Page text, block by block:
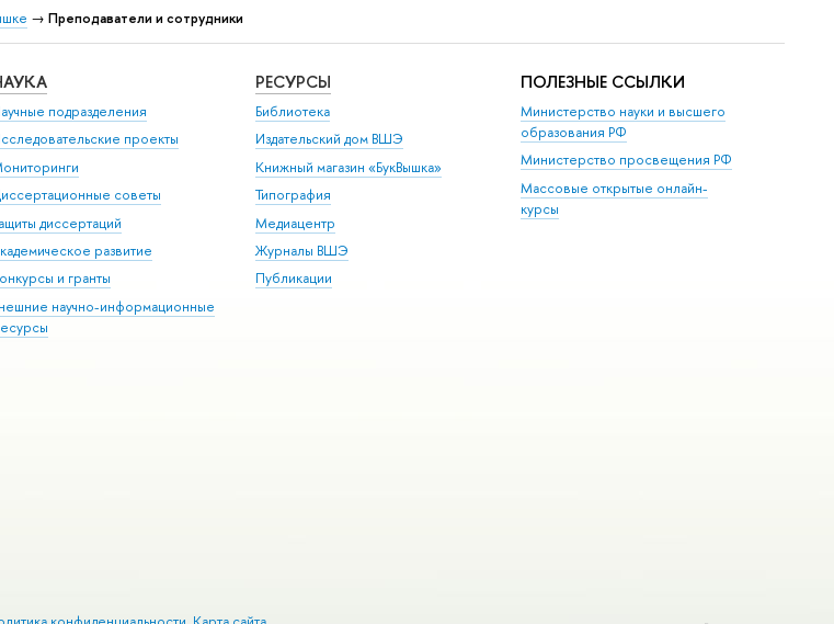
→ Преподаватели и сотрудники
подразделения
проекты
советы
диссертаций
развитие
и гранты
научно-информационные
РЕСУРСЫ
Библиотека
Издательский дом ВШЭ
Книжный магазин «БукВышка»
Типография
Медиацентр
Журналы ВШЭ
Публикации
ПОЛЕЗНЫЕ ССЫЛКИ
Министерство науки и высшего
образования РФ
Министерство просвещения РФ
Массовые открытые онлайн-
курсы